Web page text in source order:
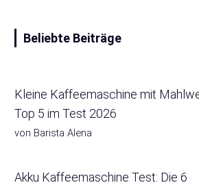
Beliebte Beiträge
Kleine Kaffeemaschine mit
Top 5 im Test 2026
von Barista Alena
Akku Kaffeemaschine Test: Die 6